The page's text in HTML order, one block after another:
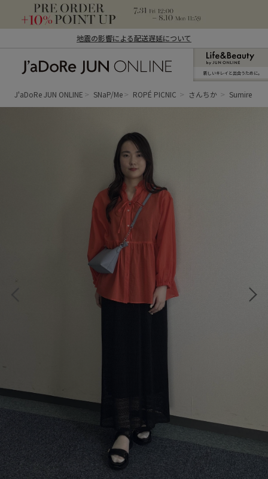
地震の影響による配送遅延について
ン オンライン）
新しいキレイと出合うために。
J'aDoRe JUN ONLINE SNaP/Me ROPÉ PICNIC さんちか Sumire